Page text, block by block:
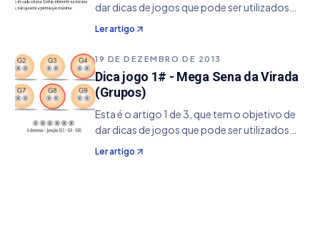
dar dicas de jogos que pode ser utilizados
para a Mega Sena da Virada. O mesmo
conceito vale para a Mega Sena comum,
assim como para outros jogos, desde que
seja feita a…
Ler artigo
19 DE DEZEMBRO DE 2013
Dica jogo 1# - Mega Sena da Virada
(Grupos)
Esta é o artigo 1 de 3, que tem o objetivo de
dar dicas de jogos que pode ser utilizados
para a Mega Sena da Virada. O mesmo
conceito vale para a Mega Sena comum,
Ler artigo